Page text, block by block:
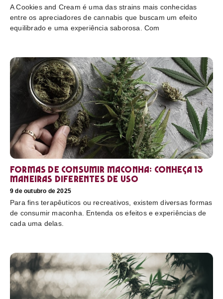
A Cookies and Cream é uma das strains mais conhecidas
entre os apreciadores de cannabis que buscam um efeito
equilibrado e uma experiência saborosa. Com
Formas de consumir maconha: conheça 13
maneiras diferentes de uso
9 de outubro de 2025
Para fins terapêuticos ou recreativos, existem diversas formas
de consumir maconha. Entenda os efeitos e experiências de
cada uma delas.